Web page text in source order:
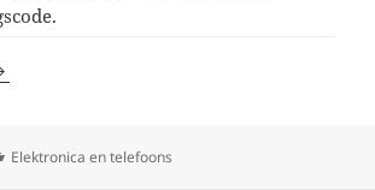
kortingscodes
Categorieën
Elektronica en telefoons